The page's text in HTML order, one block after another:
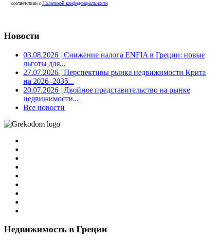
соответствии с Политикой конфиденциальности
Новости
03.08.2026 | Снижение налога ENFIA в Греции: новые
льготы для...
27.07.2026 | Перспективы рынка недвижимости Крита
на 2026–2035...
20.07.2026 | Двойное представительство на рынке
недвижимости...
Все новости
Недвижимость в Греции